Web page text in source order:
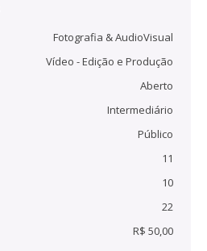
Fotografia & AudioVisual
Vídeo - Edição e Produção
Aberto
Intermediário
Público
11
10
22
R$ 50,00